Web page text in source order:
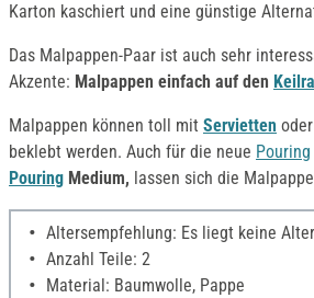
Karton kaschiert und eine günstige
Das Malpappen-Paar ist auch sehr
Akzente: Malpappen einfach auf den
Malpappen können toll mit Servietten
beklebt werden. Auch für die neue Pouring
Pouring Medium, lassen sich die
Altersempfehlung: Es liegt keine
Anzahl Teile: 2
Material: Baumwolle, Pappe